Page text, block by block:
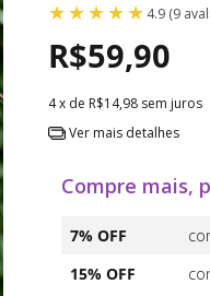
4.9 (9
R$59,90
4x de R$14,98 sem juros
Ver mais detalhes
Compre mais,
7% OFF
15% OFF